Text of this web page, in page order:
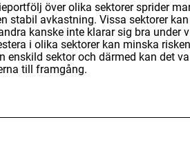
över olika sektorer sprider
stabil avkastning. Vissa sektorer
kanske inte klarar sig bra under
i olika sektorer kan minska
enskild sektor och därmed kan det
till framgång.